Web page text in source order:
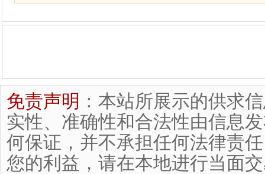
免责声明 ：本站所展示的供求
实性、准确性和合法性由信息
何保证，并不承担任何法律责
您的利益，请在本地进行当面